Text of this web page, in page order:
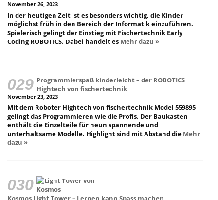
November 26, 2023
In der heutigen Zeit ist es besonders wichtig, die Kinder
möglichst früh in den Bereich der Informatik einzuführen.
Spielerisch gelingt der Einstieg mit Fischertechnik Early
Coding ROBOTICS. Dabei handelt es Mehr dazu »
Programmierspaß kinderleicht – der ROBOTICS
Hightech von fischertechnik
November 23, 2023
Mit dem Roboter Hightech von fischertechnik Model 559895
gelingt das Programmieren wie die Profis. Der Baukasten
enthält die Einzelteile für neun spannende und
unterhaltsame Modelle. Highlight sind mit Abstand die Mehr
dazu »